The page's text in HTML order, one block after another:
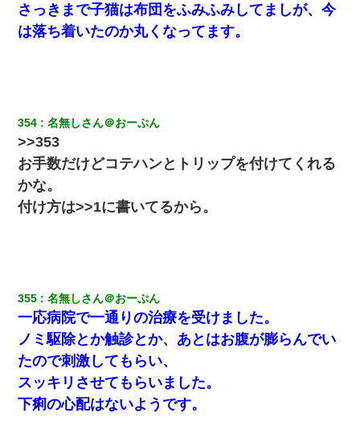
さっきまで子猫は布団をふみふみしてましが、今
は落ち着いたのか丸くなってます。
354 名無しさん＠おーぷん
>>353
お手数だけどコテハンとトリップを付けてくれる
かな。
付け方は>>1に書いてるから。
355 名無しさん＠おーぷん
一応病院で一通りの治療を受けました。
ノミ駆除とか触診とか、あとはお腹が膨らんでい
たので刺激してもらい、
スッキリさせてもらいました。
下痢の心配はないようです。